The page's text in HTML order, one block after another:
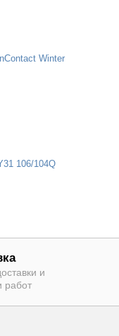
Winter
106/104Q
и
работ